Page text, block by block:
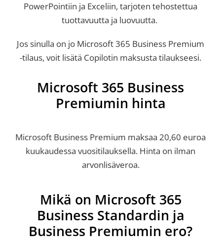
PowerPointiin ja Exceliin, tarjoten tehostettua
tuottavuutta ja luovuutta.
Jos sinulla on jo Microsoft 365 Business Premium
-tilaus, voit lisätä Copilotin maksusta tilaukseesi.
Microsoft 365 Business
Premiumin hinta
Microsoft Business Premium maksaa 20,60 euroa
kuukaudessa vuositilauksella. Hinta on ilman
arvonlisäveroa.
Mikä on Microsoft 365
Business Standardin ja
Business Premiumin ero?